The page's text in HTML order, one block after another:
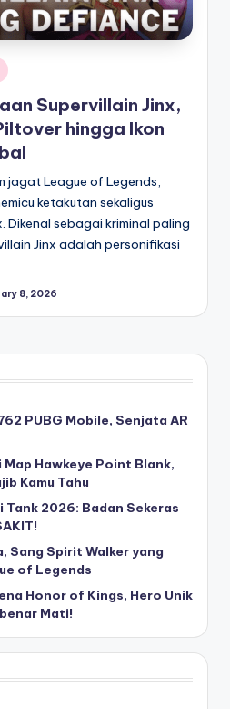
Supervillain Jinx,
hingga Ikon
League of Legends,
ketakutan sekaligus
Dikenal sebagai kriminal paling
Jinx adalah personifikasi
8, 2026
PUBG Mobile, Senjata AR
Hawkeye Point Blank,
Kamu Tahu
2026: Badan Sekeras
Sang Spirit Walker yang
of Legends
Honor of Kings, Hero Unik
Mati!